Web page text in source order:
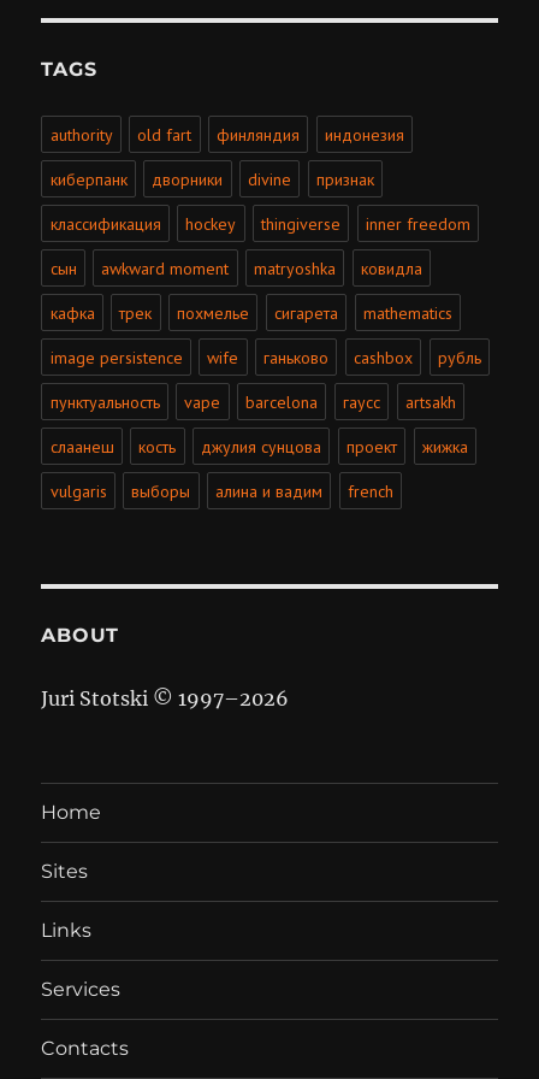
TAGS
authority old fart финляндия индонезия
киберпанк дворники divine признак
классификация hockey thingiverse inner freedom
сын awkward moment matryoshka ковидла
кафка трек похмелье сигарета mathematics
image persistence wife ганьково cashbox рубль
пунктуальность vape barcelona гаусс artsakh
слаанеш кость джулия сунцова проект жижка
vulgaris выборы алина и вадим french
ABOUT
Juri Stotski © 1997–2026
Home
Sites
Links
Services
Contacts